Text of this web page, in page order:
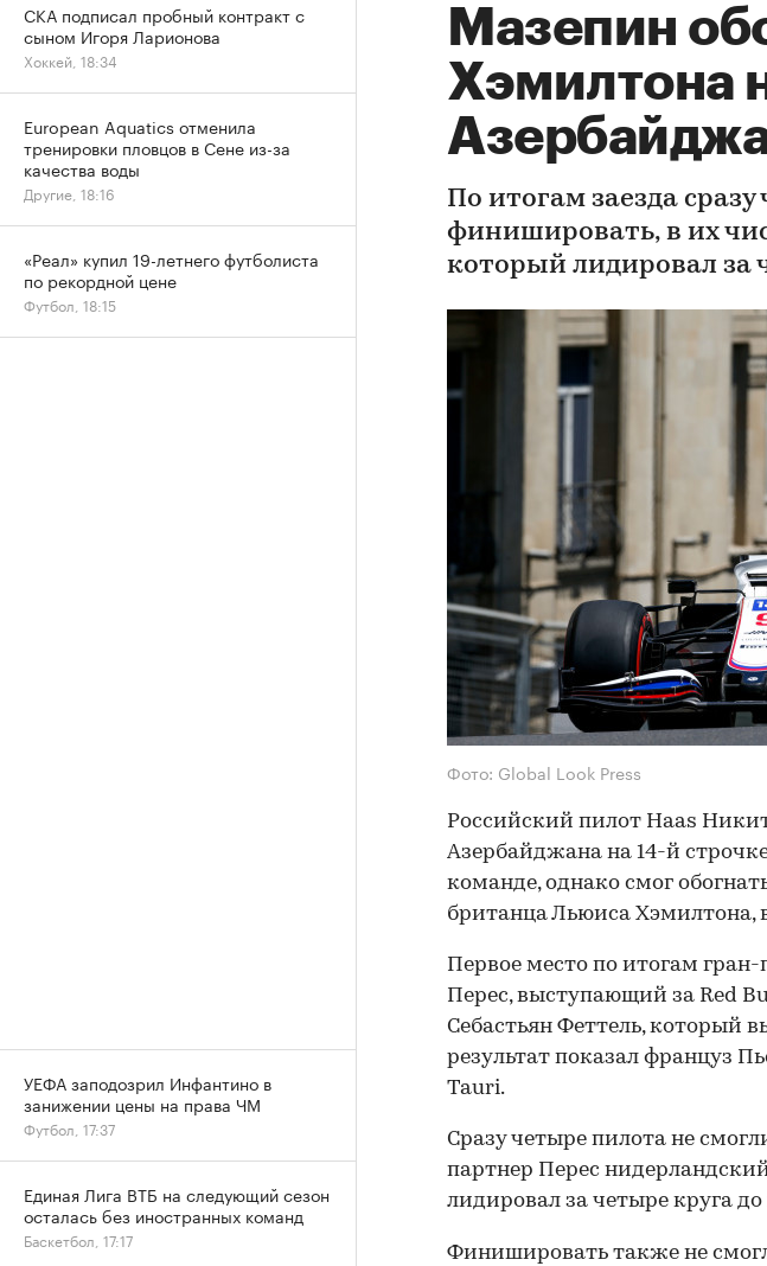
Мазепин
Хэмилтона
По итогам заезда
финишировать, в их
который лидировал за
Фото: Global Look Press
Российский пилот Haas
Азербайджана на 14-й
команде, однако смог
британца Льюиса Хэмилтона,
Первое место по итогам
Перес, выступающий за Red
Себастьян Феттель, который
результат показал француз
Tauri.
Сразу четыре пилота не
партнер Перес
лидировал за четыре круга
Финишировать также не
СКА подписал пробный контракт с
сыном Игоря Ларионова
Хоккей, 18:34
European Aquatics отменила
тренировки пловцов в Сене из-за
качества воды
Другие, 18:16
«Реал» купил 19-летнего футболиста
по рекордной цене
Футбол, 18:15
УЕФА заподозрил Инфантино в
занижении цены на права ЧМ
Футбол, 17:37
Единая Лига ВТБ на следующий сезон
осталась без иностранных команд
Баскетбол, 17:17